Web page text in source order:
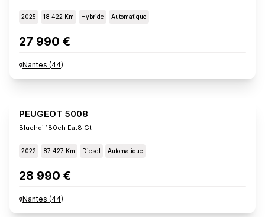
2025 18 422 Km Hybride Automatique
27 990 €
Nantes (44)
PEUGEOT 5008
Bluehdi 180ch Eat8 Gt
2022 87 427 Km Diesel Automatique
28 990 €
Nantes (44)